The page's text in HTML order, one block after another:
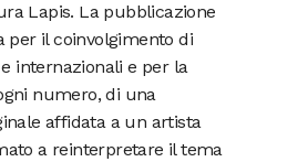
Lapis. La pubblicazione
per il coinvolgimento di
internazionali e per la
numero, di una
affidata a un artista
a reinterpretare il tema